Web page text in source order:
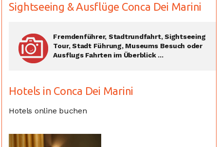
Sightseeing & Ausflüge Conca Dei Marini
Fremdenführer, Stadtrundfahrt, Sightseeing
Tour, Stadt Führung, Museums Besuch oder
Ausflugs Fahrten im Überblick ...
Hotels in Conca Dei Marini
Hotels online buchen